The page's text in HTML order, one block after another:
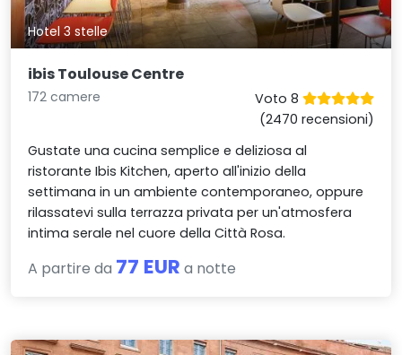
Hotel 3 stelle
ibis Toulouse Centre
172 camere
Voto 8
(2470 recensioni)
Gustate una cucina semplice e deliziosa al
ristorante Ibis Kitchen, aperto all'inizio della
settimana in un ambiente contemporaneo, oppure
rilassatevi sulla terrazza privata per un'atmosfera
intima serale nel cuore della Città Rosa.
A partire da 77 EUR a notte